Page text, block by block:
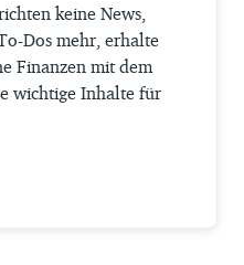
keine News,
Dos mehr, erhalte
Finanzen mit dem
wichtige Inhalte für